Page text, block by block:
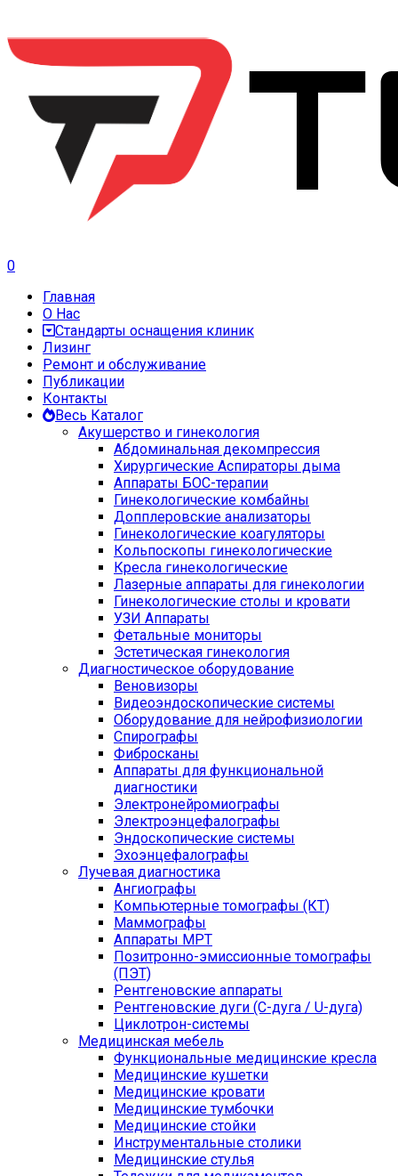
0
Главная
О Нас
Стандарты оснащения клиник
Лизинг
Ремонт и обслуживание
Публикации
Контакты
Весь Каталог
Акушерство и гинекология
Абдоминальная декомпрессия
Хирургические Аспираторы дыма
Аппараты БОС-терапии
Гинекологические комбайны
Допплеровские анализаторы
Гинекологические коагуляторы
Кольпоскопы гинекологические
Кресла гинекологические
Лазерные аппараты для гинекологии
Гинекологические столы и кровати
УЗИ Аппараты
Фетальные мониторы
Эстетическая гинекология
Диагностическое оборудование
Веновизоры
Видеоэндоскопические системы
Оборудование для нейрофизиологии
Спирографы
Фибросканы
Аппараты для функциональной
диагностики
Электронейромиографы
Электроэнцефалографы
Эндоскопические системы
Эхоэнцефалографы
Лучевая диагностика
Ангиографы
Компьютерные томографы (КТ)
Маммографы
Аппараты МРТ
Позитронно-эмиссионные томографы
(ПЭТ)
Рентгеновские аппараты
Рентгеновские дуги (С-дуга / U-дуга)
Циклотрон-системы
Медицинская мебель
Функциональные медицинские кресла
Медицинские кушетки
Медицинские кровати
Медицинские тумбочки
Медицинские стойки
Инструментальные столики
Медицинские стулья